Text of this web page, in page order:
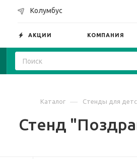
Колумбус
АКЦИИ КОМПАНИЯ
Каталог — Стенды для
Стенд